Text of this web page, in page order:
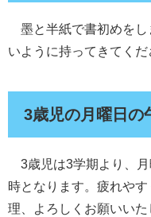
墨と半紙で書初めをし
いように持ってきてくだ
3歳児の月曜日の
3歳児は3学期より、月
時となります。疲れや
理、よろしくお願いいた